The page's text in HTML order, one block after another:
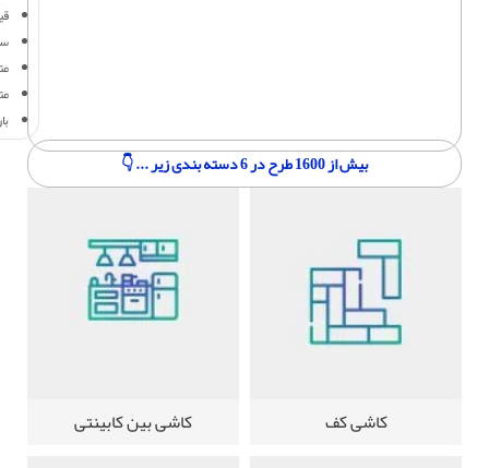
بیش از 1600 طرح در 6 دسته بندی زیر ... 👇
کاشی کف کاشی بین کابینتی